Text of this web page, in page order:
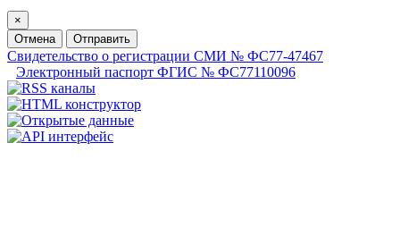
×
Отмена
Отправить
Свидетельство о регистрации СМИ № ФС77-47467
Электронный паспорт ФГИС № ФС77110096